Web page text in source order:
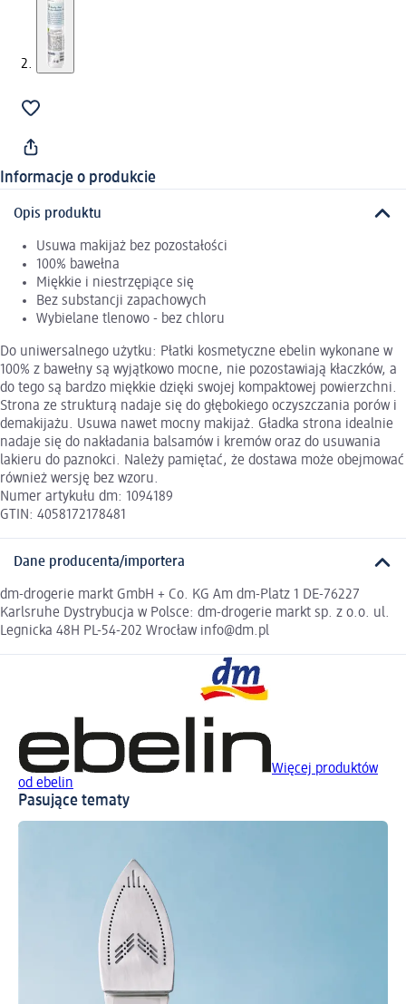
Informacje o produkcie
Opis produktu
Usuwa makijaż bez pozostałości
100% bawełna
Miękkie i niestrzępiące się
Bez substancji zapachowych
Wybielane tlenowo - bez chloru
Do uniwersalnego użytku: Płatki kosmetyczne ebelin wykonane w
100% z bawełny są wyjątkowo mocne, nie pozostawiają kłaczków, a
do tego są bardzo miękkie dzięki swojej kompaktowej powierzchni.
Strona ze strukturą nadaje się do głębokiego oczyszczania porów i
demakijażu. Usuwa nawet mocny makijaż. Gładka strona idealnie
nadaje się do nakładania balsamów i kremów oraz do usuwania
lakieru do paznokci. Należy pamiętać, że dostawa może obejmować
również wersję bez wzoru.
Numer artykułu dm: 1094189
GTIN: 4058172178481
Dane producenta/importera
dm-drogerie markt GmbH + Co. KG Am dm-Platz 1 DE-76227
Karlsruhe Dystrybucja w Polsce: dm-drogerie markt sp. z o.o. ul.
Legnicka 48H PL-54-202 Wrocław info@dm.pl
Więcej produktów
od ebelin
Pasujące tematy